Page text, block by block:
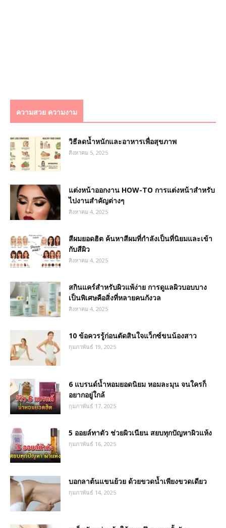
ความสวย ความงาม
วิธีลดน้ำหนักและอาหารเพื่อสุขภาพ
สิงหาคม 5, 2025
แต่งหน้าออกงาน HOW-TO การแต่งหน้าสำหรับ
ไปงานสำคัญต่างๆ
สิงหาคม 4, 2025
สีผมยอดฮิต ค้นหาสีผมที่กำลังเป็นที่นิยมและเข้า
กับสีผิว
สิงหาคม 4, 2025
สกินแคร์สำหรับผิวแพ้ง่าย การดูแลผิวบอบบาง
เป็นพิเศษคือสิ่งที่หลายคนกังวล
สิงหาคม 4, 2025
10 ข้อควรรู้ก่อนตัดสินใจแว็กซ์ขนน้องสาว
กุมภาพันธ์ 19, 2025
6 แบรนด์น้ำหอมยอดนิยม หอมละมุน จนใครก็
อยากอยู่ใกล้
กุมภาพันธ์ 17, 2025
5 ออยล์ทาตัว ช่วยผิวเนียน สยบทุกปัญหาผิวแห้ง
กุมภาพันธ์ 16, 2025
บอกลาต้นแขนย้วย ด้วยขวดน้ำเพียงขวดเดียว
กุมภาพันธ์ 14, 2025